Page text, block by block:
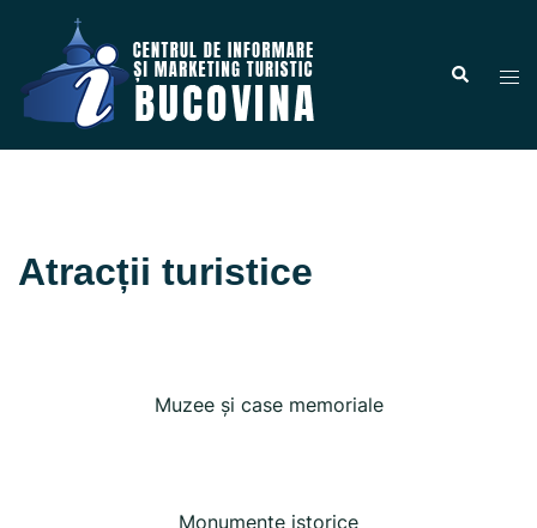
Atracții turistice
Muzee și case memoriale
Monumente istorice